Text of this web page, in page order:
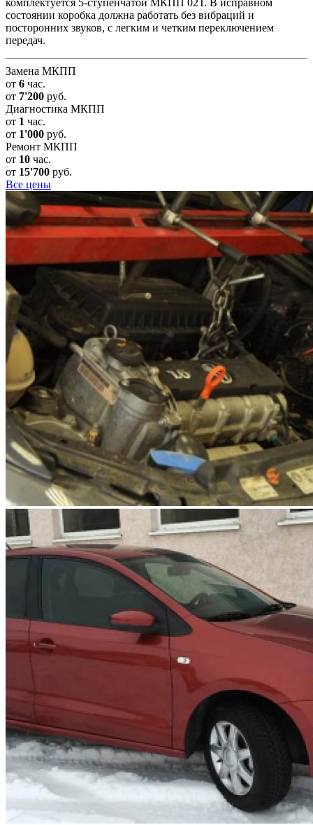
состоянии коробка должна работать без вибраций и
посторонних звуков, с легким и четким переключением
передач.
Замена МКПП
от 6 час.
от 7'200 руб.
Диагностика МКПП
от 1 час.
от 1'000 руб.
Ремонт МКПП
от 10 час.
от 15'700 руб.
Все цены